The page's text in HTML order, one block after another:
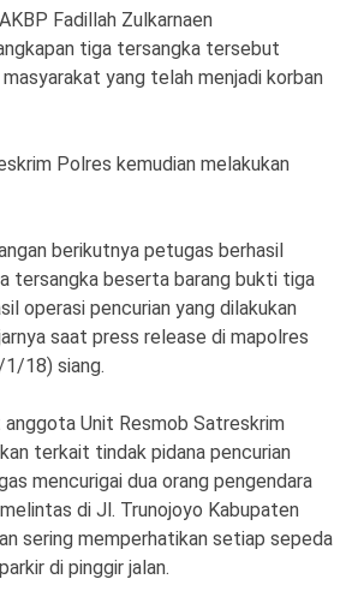
Fadillah Zulkarnaen
tiga tersangka tersebut
yang telah menjadi korban
Polres kemudian melakukan
berikutnya petugas berhasil
tersangka beserta barang bukti tiga
operasi pencurian yang dilakukan
saat press release di mapolres
1/18) siang.
anggota Unit Resmob Satreskrim
terkait tindak pidana pencurian
mencurigai dua orang pengendara
di Jl. Trunojoyo Kabupaten
sering memperhatikan setiap sepeda
di pinggir jalan.